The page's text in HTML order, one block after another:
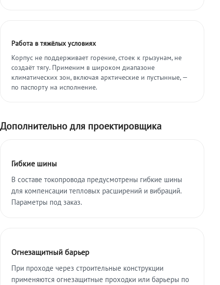
Работа в тяжёлых условиях
Корпус не поддерживает горение, стоек к грызунам, не
создаёт тягу. Применим в широком диапазоне
климатических зон, включая арктические и пустынные, —
по паспорту на исполнение.
Дополнительно для проектировщика
Гибкие шины
В составе токопровода предусмотрены гибкие шины
для компенсации тепловых расширений и вибраций.
Параметры под заказ.
Огнезащитный барьер
При проходе через строительные конструкции
применяются огнезащитные проходки или барьеры по